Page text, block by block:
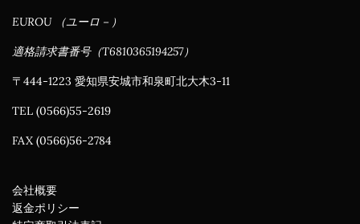
EUROU （ユーロ－）
適格請求書番号（T6810365194257）
〒444-1223 愛知県安城市和泉町北大木3-11
TEL (0566)55-2619
FAX (0566)56-2784
会社概要
返金ポリシー